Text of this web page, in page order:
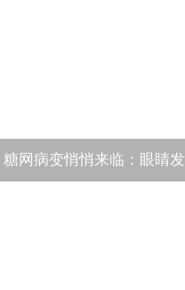
糖网病变悄悄来临：眼睛